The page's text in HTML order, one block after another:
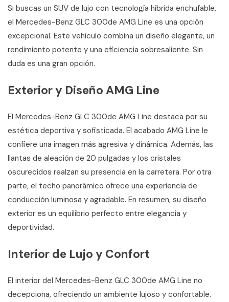
Si buscas un SUV de lujo con tecnología híbrida enchufable,
el Mercedes-Benz GLC 300de AMG Line es una opción
excepcional. Este vehículo combina un diseño elegante, un
rendimiento potente y una eficiencia sobresaliente. Sin
duda es una gran opción.
Exterior y Diseño AMG Line
El Mercedes-Benz GLC 300de AMG Line destaca por su
estética deportiva y sofisticada. El acabado AMG Line le
confiere una imagen más agresiva y dinámica. Además, las
llantas de aleación de 20 pulgadas y los cristales
oscurecidos realzan su presencia en la carretera. Por otra
parte, el techo panorámico ofrece una experiencia de
conducción luminosa y agradable. En resumen, su diseño
exterior es un equilibrio perfecto entre elegancia y
deportividad.
Interior de Lujo y Confort
El interior del Mercedes-Benz GLC 300de AMG Line no
decepciona, ofreciendo un ambiente lujoso y confortable.